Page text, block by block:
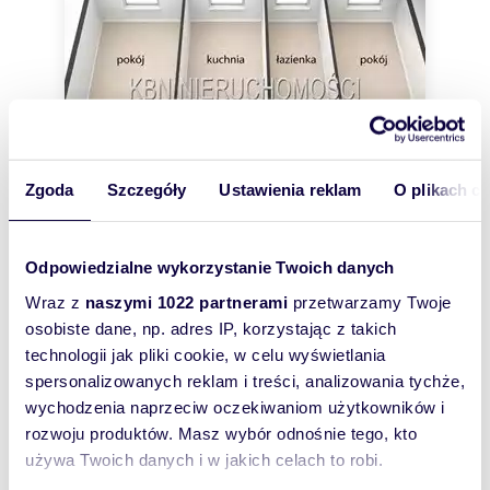
Zgoda Szczegóły Ustawienia reklam O plikach
Odpowiedzialne wykorzystanie Twoich danych
Wraz z naszymi 1022 partnerami przetwarzamy Twoje
osobiste dane, np. adres IP, korzystając z takich
technologii jak pliki cookie, w celu wyświetlania
spersonalizowanych reklam i treści, analizowania tychże,
wychodzenia naprzeciw oczekiwaniom użytkowników i
rozwoju produktów. Masz wybór odnośnie tego, kto
używa Twoich danych i w jakich celach to robi.
54,70m2 2 12 000 zł/m2
Zapraszam do przestronnego 2-
pokojowego mieszkania z dużą działką
656 400 zł
mieszkanie Kraków, Wzgórza Krzesławickie
Na sprzedaż mieszkanie 54,7 m | Wzgórza
Krzesławickie Na sprzedaż mieszkanie położone
na 2. piętrze w kameralnym, czteropiętrowy...